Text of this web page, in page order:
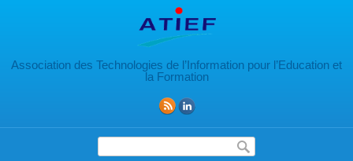
Association des Technologies de l’Information pour l’Education et
la Formation
Formulaire de recherche